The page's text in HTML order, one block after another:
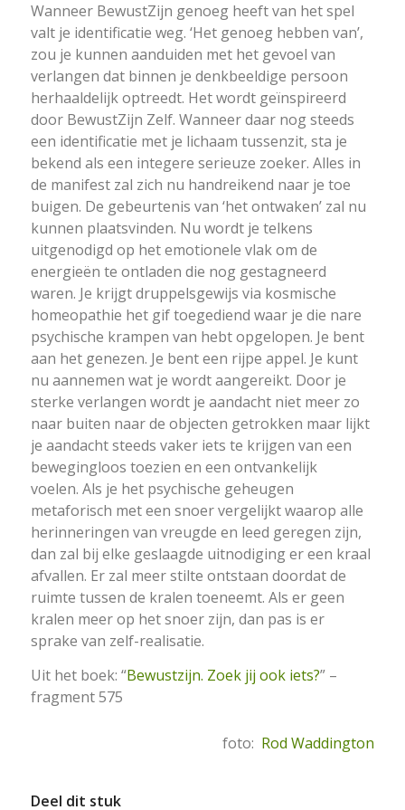
Wanneer BewustZijn genoeg heeft van het spel
valt je identificatie weg. ‘Het genoeg hebben van’,
zou je kunnen aanduiden met het gevoel van
verlangen dat binnen je denkbeeldige persoon
herhaaldelijk optreedt. Het wordt geïnspireerd
door BewustZijn Zelf. Wanneer daar nog steeds
een identificatie met je lichaam tussenzit, sta je
bekend als een integere serieuze zoeker. Alles in
de manifest zal zich nu handreikend naar je toe
buigen. De gebeurtenis van ‘het ontwaken’ zal nu
kunnen plaatsvinden. Nu wordt je telkens
uitgenodigd op het emotionele vlak om de
energieën te ontladen die nog gestagneerd
waren. Je krijgt druppelsgewijs via kosmische
homeopathie het gif toegediend waar je die nare
psychische krampen van hebt opgelopen. Je bent
aan het genezen. Je bent een rijpe appel. Je kunt
nu aannemen wat je wordt aangereikt. Door je
sterke verlangen wordt je aandacht niet meer zo
naar buiten naar de objecten getrokken maar lijkt
je aandacht steeds vaker iets te krijgen van een
bewegingloos toezien en een ontvankelijk
voelen. Als je het psychische geheugen
metaforisch met een snoer vergelijkt waarop alle
herinneringen van vreugde en leed geregen zijn,
dan zal bij elke geslaagde uitnodiging er een kraal
afvallen. Er zal meer stilte ontstaan doordat de
ruimte tussen de kralen toeneemt. Als er geen
kralen meer op het snoer zijn, dan pas is er
sprake van zelf-realisatie.
Uit het boek: “Bewustzijn. Zoek jij ook iets?” –
fragment 575
foto: Rod Waddington
Deel dit stuk